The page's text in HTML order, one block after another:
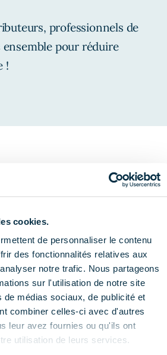
cookies.
de personnaliser le contenu
des fonctionnalités relatives aux
notre trafic. Nous partageons
sur l'utilisation de notre site
de médias sociaux, de publicité et
combiner celles-ci avec d'autres
leur avez fournies ou qu'ils ont
utilisation de leurs services.
professionnels de
ensemble pour réduire
!
Il y a 2 mois
et à la nécessité
au sein de la filière dentaire, le
Dentaire Française (ADF)